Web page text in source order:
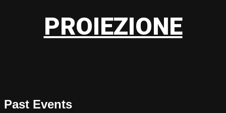
PROIEZIONE
Past Events